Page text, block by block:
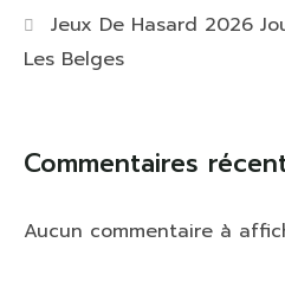
Jeux De Hasard 2026
Les Belges
Commentaires
Aucun commentaire à